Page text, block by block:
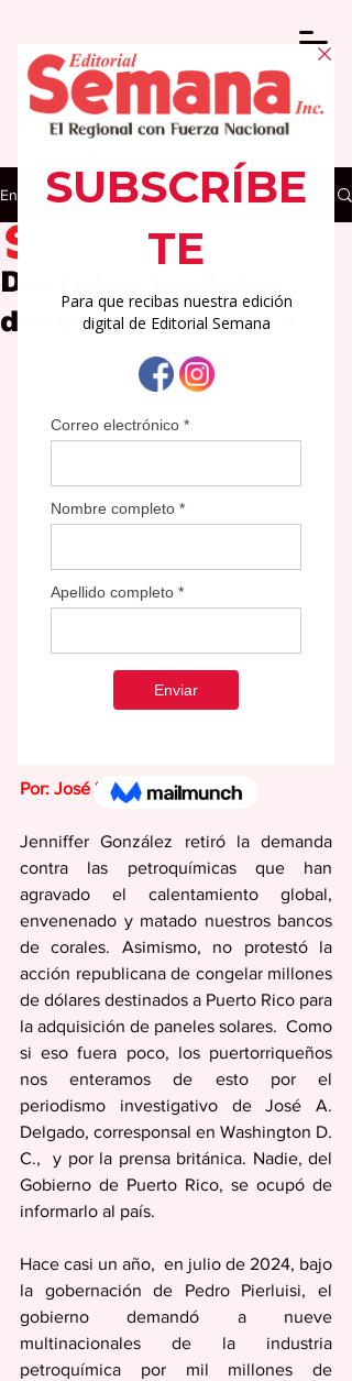
Entrada
Decretos feudales
desde La Fortaleza
2 min de lectura
Por: José “Conny” Varela
Jenniffer González retiró la demanda
contra las petroquímicas que han
agravado el calentamiento global,
envenenado y matado nuestros bancos
de corales. Asimismo, no protestó la
acción republicana de congelar millones
de dólares destinados a Puerto Rico para
la adquisición de paneles solares.  Como
si eso fuera poco, los puertorriqueños
nos enteramos de esto por el
periodismo investigativo de José A.
Delgado, corresponsal en Washington D.
C.,  y por la prensa británica. Nadie, del
Gobierno de Puerto Rico, se ocupó de
informarlo al país.
Hace casi un año,  en julio de 2024, bajo
la gobernación de Pedro Pierluisi, el
gobierno demandó a nueve
multinacionales de la industria
petroquímica por mil millones de